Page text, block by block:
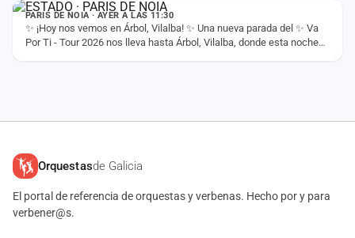
PARIS DE NOIA · AYER A LAS 11:30
✨ ¡Hoy nos vemos en Árbol, Vilalba! ✨ Una nueva parada del ✨ Va
Por Ti - Tour 2026 nos lleva hasta Árbol, Vilalba, donde esta noche
Orquestasde Galicia
El portal de referencia de orquestas y verbenas. Hecho por y para
verbener@s.